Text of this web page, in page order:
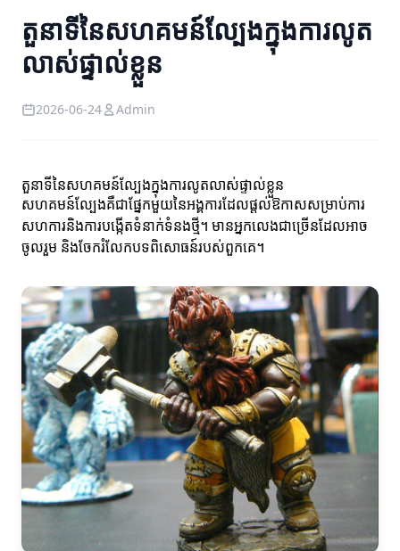
តួនាទីនៃសហគមន៍ល្បែងក្នុងការលូត
លាស់ផ្ទាល់ខ្លួន
2026-06-24 Admin
តួនាទីនៃសហគមន៍ល្បែងក្នុងការលូតលាស់ផ្ទាល់ខ្លួន
សហគមន៍ល្បែងគឺជាផ្នែកមួយនៃអង្គការដែលផ្តល់ឱកាសសម្រាប់ការ
សហការនិងការបង្កើតទំនាក់ទំនងថ្មី។ មានអ្នកលេងជាច្រើនដែលអាច
ចូលរួម និងចែករំលែកបទពិសោធន៍របស់ពួកគេ។